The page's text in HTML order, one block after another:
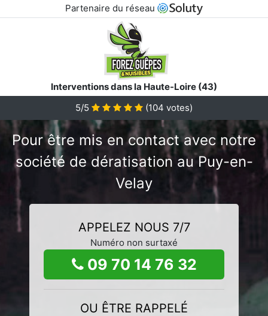
Partenaire du réseau
Interventions dans la Haute-Loire (43)
5/5
(104 votes)
Pour être mis en contact avec notre
société de dératisation au Puy-en-
Velay
APPELEZ NOUS 7/7
Numéro non surtaxé
09 70 14 76 32
OU ÊTRE RAPPELÉ